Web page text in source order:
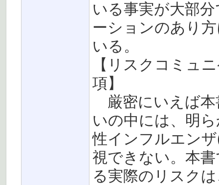
いる事実が大部
ーションのあり
いる。
【リスクコミュ
項】
厳密にいえば本
いの中には、明
性インフルエン
視できない。本
る実際のリスク